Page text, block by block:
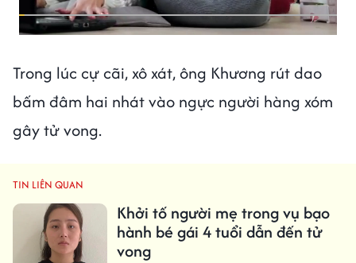
Trong lúc cự cãi, xô xát, ông Khương rút dao
bấm đâm hai nhát vào ngực người hàng xóm
gây tử vong.
TIN LIÊN QUAN
Khởi tố người mẹ trong vụ bạo
hành bé gái 4 tuổi dẫn đến tử
vong